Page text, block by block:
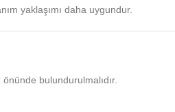
yaklaşımı daha uygundur.
bulundurulmalıdır.